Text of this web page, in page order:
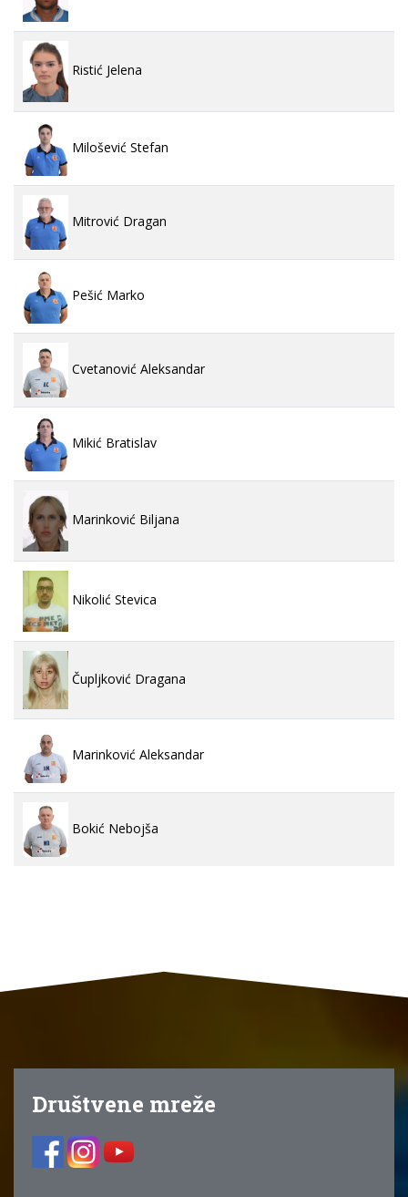
Ristić Jelena
Milošević Stefan
Mitrović Dragan
Pešić Marko
Cvetanović Aleksandar
Mikić Bratislav
Marinković Biljana
Nikolić Stevica
Čupljković Dragana
Marinković Aleksandar
Bokić Nebojša
Društvene mreže